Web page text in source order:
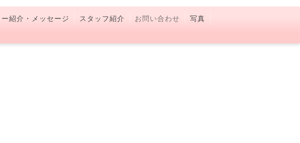
ー紹介・メッセージ スタッフ紹介 お問い合わせ
写真